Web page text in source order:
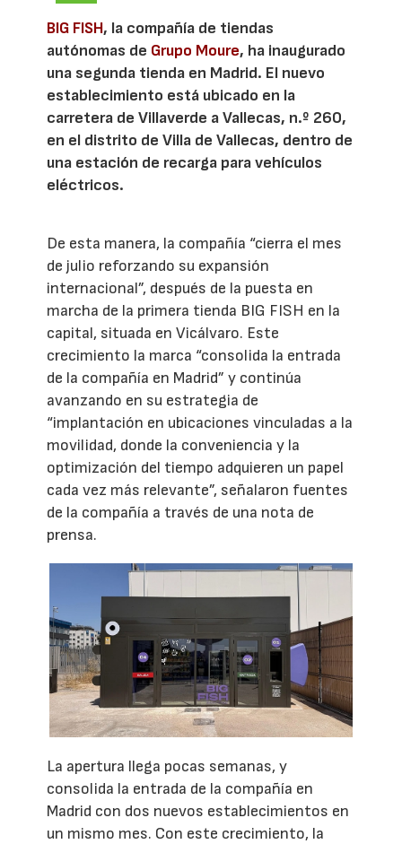
BIG FISH, la compañía de tiendas
autónomas de Grupo Moure, ha inaugurado
una segunda tienda en Madrid. El nuevo
establecimiento está ubicado en la
carretera de Villaverde a Vallecas, n.º 260,
en el distrito de Villa de Vallecas, dentro de
una estación de recarga para vehículos
eléctricos.
De esta manera, la compañía “cierra el mes
de julio reforzando su expansión
internacional”, después de la puesta en
marcha de la primera tienda BIG FISH en la
capital, situada en Vicálvaro. Este
crecimiento la marca “consolida la entrada
de la compañía en Madrid” y continúa
avanzando en su estrategia de
“implantación en ubicaciones vinculadas a la
movilidad, donde la conveniencia y la
optimización del tiempo adquieren un papel
cada vez más relevante”, señalaron fuentes
de la compañía a través de una nota de
prensa.
La apertura llega pocas semanas, y
consolida la entrada de la compañía en
Madrid con dos nuevos establecimientos en
un mismo mes. Con este crecimiento, la